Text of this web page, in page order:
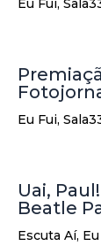
Eu Fui,
Uai,
Beatle
Escuta Aí,